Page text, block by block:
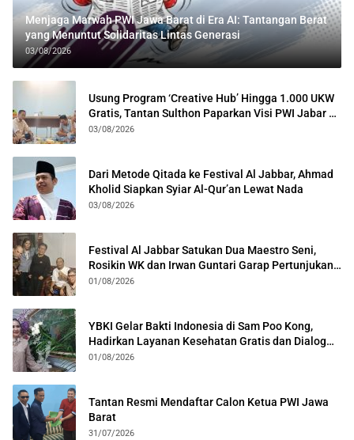
Menjaga Marwah PWI Jawa Barat di Era AI: Tantangan Berat
yang Menuntut Solidaritas Lintas Generasi
03/08/2026
Usung Program ‘Creative Hub’ Hingga 1.000 UKW
Gratis, Tantan Sulthon Paparkan Visi PWI Jabar di
Kota Bogor
03/08/2026
Dari Metode Qitada ke Festival Al Jabbar, Ahmad
Kholid Siapkan Syiar Al-Qur’an Lewat Nada
03/08/2026
Festival Al Jabbar Satukan Dua Maestro Seni,
Rosikin WK dan Irwan Guntari Garap Pertunjukan
Kolosal
01/08/2026
YBKI Gelar Bakti Indonesia di Sam Poo Kong,
Hadirkan Layanan Kesehatan Gratis dan Dialog
Kebangsaan
01/08/2026
Tantan Resmi Mendaftar Calon Ketua PWI Jawa
Barat
31/07/2026